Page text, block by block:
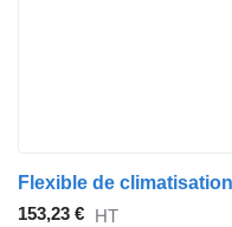
153,23 € HT